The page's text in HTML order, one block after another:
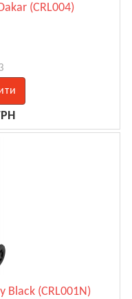
(CRL004)
Black (CRL001N)